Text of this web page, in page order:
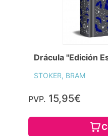
Drácula "Edición
STOKER, BRAM
PVP. 15,95€